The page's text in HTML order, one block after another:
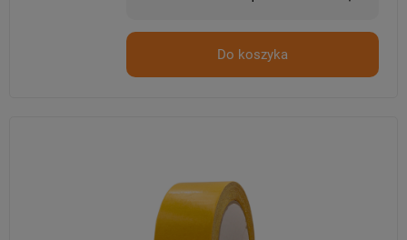
Do koszyka